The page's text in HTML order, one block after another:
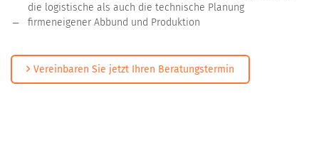
die logistische als auch die technische Planung
firmeneigener Abbund und Produktion
Vereinbaren Sie jetzt Ihren Beratungstermin